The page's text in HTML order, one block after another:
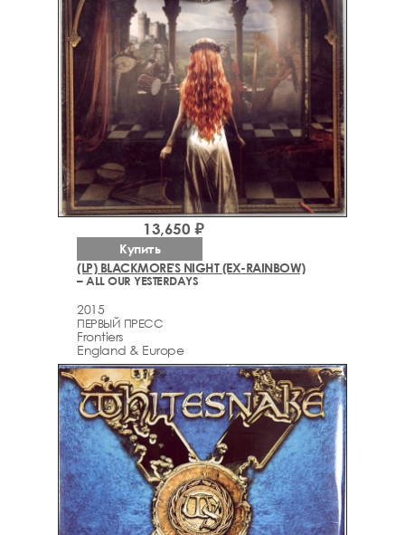
(LP) BLACKMORE'S NIGHT (EX-RAINBOW)
– ALL OUR YESTERDAYS
2015
ПЕРВЫЙ ПРЕСС
Frontiers
England & Europe
13,650 ₽
Купить